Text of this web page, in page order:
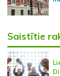
Saistītie